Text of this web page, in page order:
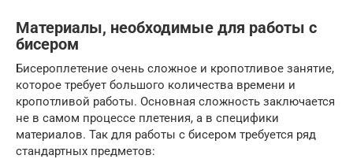
Материалы, необходимые для работы с
бисером
Бисероплетение очень сложное и кропотливое занятие,
которое требует большого количества времени и
кропотливой работы. Основная сложность заключается
не в самом процессе плетения, а в специфики
материалов. Так для работы с бисером требуется ряд
стандартных предметов: